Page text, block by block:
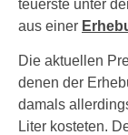
teuerste unter
aus einer
Die aktuellen
denen der
damals
Liter kosteten.